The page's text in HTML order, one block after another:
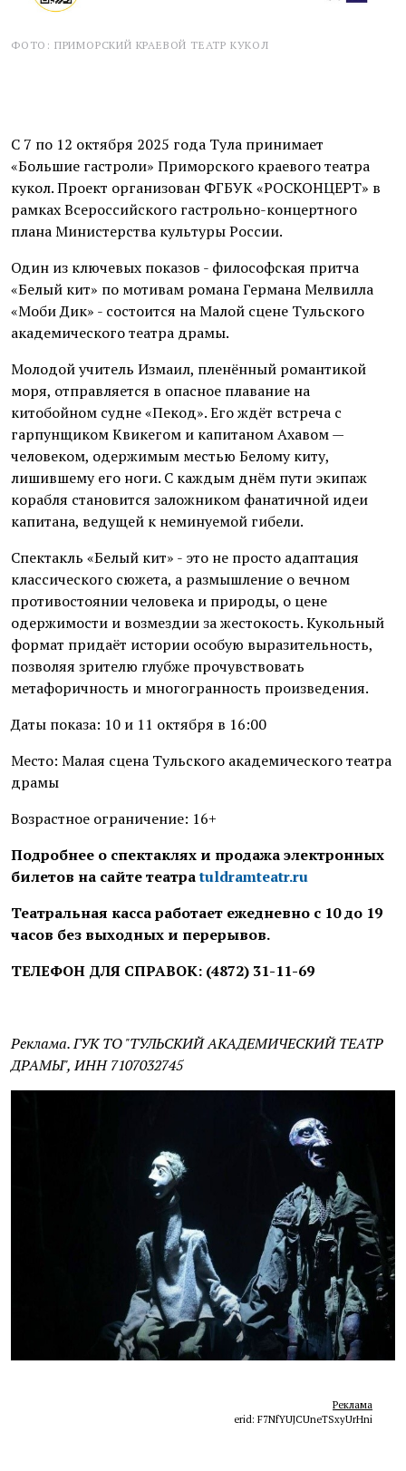
ФОТО: ПРИМОРСКИЙ КРАЕВОЙ ТЕАТР КУКОЛ
С 7 по 12 октября 2025 года Тула принимает
«Большие гастроли» Приморского краевого театра
кукол. Проект организован ФГБУК «РОСКОНЦЕРТ» в
рамках Всероссийского гастрольно-концертного
плана Министерства культуры России.
Один из ключевых показов - философская притча
«Белый кит» по мотивам романа Германа Мелвилла
«Моби Дик» - состоится на Малой сцене Тульского
академического театра драмы.
Молодой учитель Измаил, пленённый романтикой
моря, отправляется в опасное плавание на
китобойном судне «Пекод». Его ждёт встреча с
гарпунщиком Квикегом и капитаном Ахавом —
человеком, одержимым местью Белому киту,
лишившему его ноги. С каждым днём пути экипаж
корабля становится заложником фанатичной идеи
капитана, ведущей к неминуемой гибели.
Спектакль «Белый кит» - это не просто адаптация
классического сюжета, а размышление о вечном
противостоянии человека и природы, о цене
одержимости и возмездии за жестокость. Кукольный
формат придаёт истории особую выразительность,
позволяя зрителю глубже прочувствовать
метафоричность и многогранность произведения.
Даты показа: 10 и 11 октября в 16:00
Место: Малая сцена Тульского академического театра
драмы
Возрастное ограничение: 16+
Подробнее о спектаклях и продажа электронных
билетов на сайте театраtuldramteatr.ru
Театральная касса работает ежедневно с 10 до 19
часов без выходных и перерывов.
ТЕЛЕФОН ДЛЯ СПРАВОК: (4872) 31-11-69
Реклама. ГУК ТО "ТУЛЬСКИЙ АКАДЕМИЧЕСКИЙ ТЕАТР
ДРАМЫ", ИНН 7107032745
Реклама
erid: F7NfYUJCUneTSxyUrHni